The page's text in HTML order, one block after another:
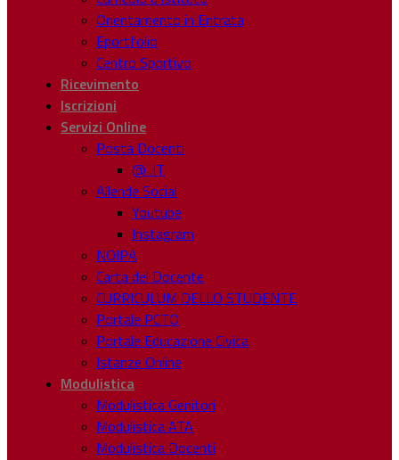
Orientamento in Entrata
Eportfolio
Centro Sportivo
Ricevimento
Iscrizioni
Servizi Online
Posta Docenti
@ .IT
Allende Social
Youtube
Instagram
NOIPA
Carta del Docente
CURRICULUM DELLO STUDENTE
Portale PCTO
Portale Educazione Civica
Istanze Online
Modulistica
Modulistica Genitori
Modulistica ATA
Modulistica Docenti